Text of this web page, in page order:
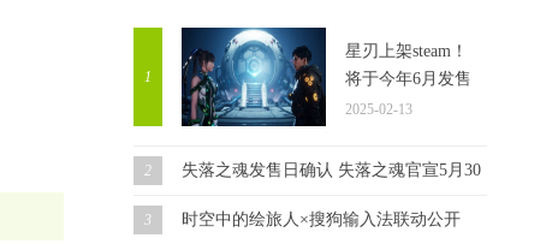
看看吧！
可以根据自己的喜好选择不同的技能，一
路闯关斩将，完成每个任务都将让你获得
成长。同时，你还要与邪恶力量进行对
抗，确保自己能够顺利存活，迎接接下来
立即查看
1
星刃上架steam！
将于今年6月发售
2025-02-13
2 失落之魂发售日确认 失落之魂官宣5月30日发售！
3 时空中的绘旅人×搜狗输入法联动公开